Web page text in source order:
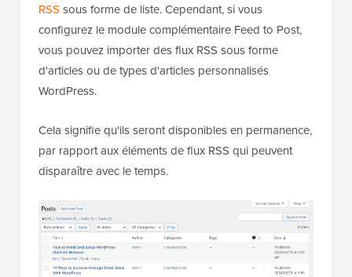
RSS sous forme de liste. Cependant, si vous
configurez le module complémentaire Feed to Post,
vous pouvez importer des flux RSS sous forme
d'articles ou de types d'articles personnalisés
WordPress.
Cela signifie qu'ils seront disponibles en permanence,
par rapport aux éléments de flux RSS qui peuvent
disparaître avec le temps.